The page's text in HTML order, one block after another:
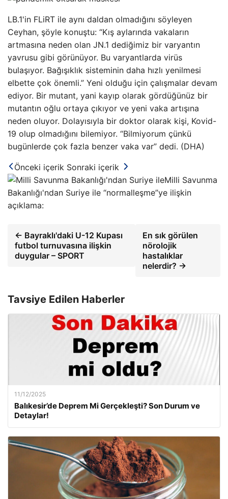
LB.1'in FLiRT ile aynı daldan olmadığını söyleyen
Ceyhan, şöyle konuştu: “Kış aylarında vakaların
artmasına neden olan JN.1 dediğimiz bir varyantın
yavrusu gibi görünüyor. Bu varyantlarda virüs
bulaşıyor. Bağışıklık sisteminin daha hızlı yenilmesi
elbette çok önemli.” Yeni olduğu için çalışmalar devam
ediyor. Bir mutant, yani kayıp olarak gördüğünüz bir
mutantın oğlu ortaya çıkıyor ve yeni vaka artışına
neden oluyor. Dolayısıyla bir doktor olarak kişi, Kovid-
19 olup olmadığını bilemiyor. “Bilmiyorum çünkü
bugünlerde çok fazla benzer vaka var” dedi. (DHA)
Önceki içerik Sonraki içerik
Milli Savunma
Bakanlığı'ndan Suriye ile “normalleşme”ye ilişkin
açıklama:
← Bayraklı'daki U-12 Kupası
futbol turnuvasına ilişkin
duygular – SPORT
En sık görülen
nörolojik
hastalıklar
nelerdir? →
Tavsiye Edilen Haberler
11/12/2025
Balıkesir’de Deprem Mi Gerçekleşti? Son Durum ve
Detaylar!